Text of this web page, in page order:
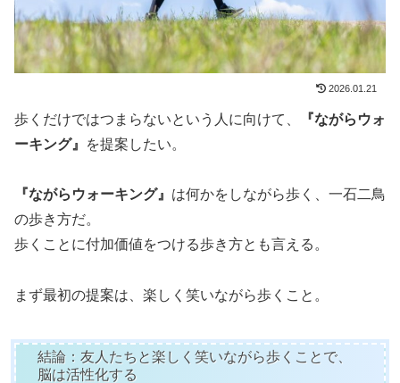
2026.01.21
歩くだけではつまらないという人に向けて、
『ながらウォ
ーキング』
を提案したい。
『ながらウォーキング』 は何かをしながら歩く、一石二鳥
の歩き方だ。
歩くことに付加価値をつける歩き方とも言える。
まず最初の提案は、楽しく笑いながら歩くこと。
結論：友人たちと楽しく笑いながら歩くことで、
脳は活性化する